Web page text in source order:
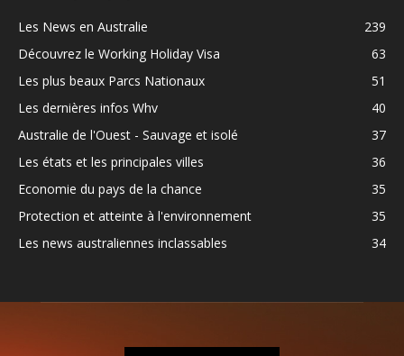
Les News en Australie
239
Découvrez le Working Holiday Visa
63
Les plus beaux Parcs Nationaux
51
Les dernières infos Whv
40
Australie de l'Ouest - Sauvage et isolé
37
Les états et les principales villes
36
Economie du pays de la chance
35
Protection et atteinte à l'environnement
35
Les news australiennes inclassables
34